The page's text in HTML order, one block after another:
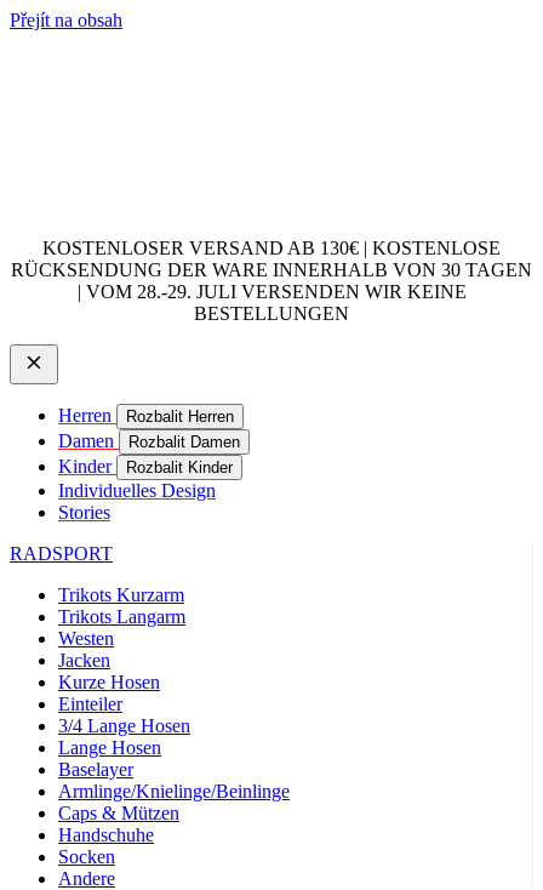
Přejít na obsah
KOSTENLOSER VERSAND AB 130€ | KOSTENLOSE
RÜCKSENDUNG DER WARE INNERHALB VON 30 TAGEN
| VOM 28.-29. JULI VERSENDEN WIR KEINE
BESTELLUNGEN
Herren Rozbalit Herren
Damen Rozbalit Damen
Kinder Rozbalit Kinder
Individuelles Design
Stories
RADSPORT
Trikots Kurzarm
Trikots Langarm
Westen
Jacken
Kurze Hosen
Einteiler
3/4 Lange Hosen
Lange Hosen
Baselayer
Armlinge/Knielinge/Beinlinge
Caps & Mützen
Handschuhe
Socken
Andere